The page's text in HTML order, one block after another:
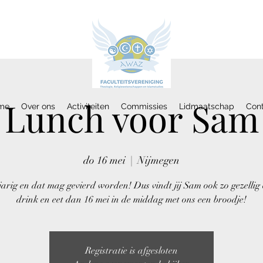
Lunch voor Sam
do 16 mei
  |
Nijmegen
en dat mag gevierd worden! Dus vindt jij Sam ook zo gezellig
drink en eet dan 16 mei in de middag met ons een broodje!
Registratie is afgesloten
Over ons Activiteiten Commissies Lidmaatschap